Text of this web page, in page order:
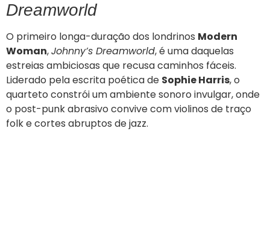
Dreamworld
O primeiro longa-duração dos londrinos Modern
Woman,Johnny’s Dreamworld, é uma daquelas
estreias ambiciosas que recusa caminhos fáceis.
Liderado pela escrita poética de Sophie Harris, o
quarteto constrói um ambiente sonoro invulgar, onde
o post-punk abrasivo convive com violinos de traço
folk e cortes abruptos de jazz.